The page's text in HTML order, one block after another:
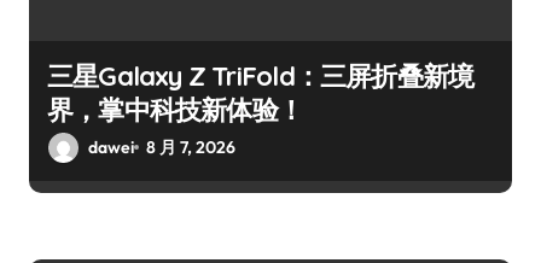
三星Galaxy Z TriFold：三屏折叠新境
界，掌中科技新体验！
dawei 8 月 7, 2026